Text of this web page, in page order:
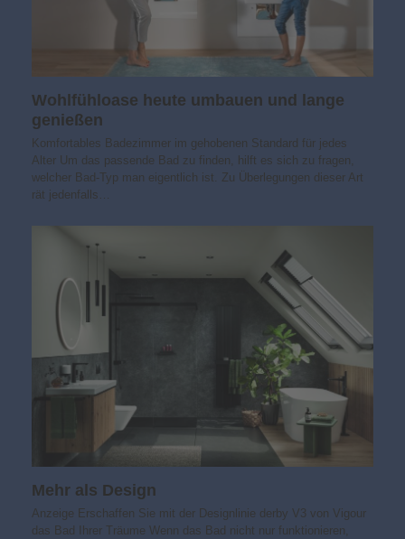
Wohlfühloase heute umbauen und lange
genießen
Komfortables Badezimmer im gehobenen Standard für jedes
Alter Um das passende Bad zu finden, hilft es sich zu fragen,
welcher Bad-Typ man eigentlich ist. Zu Überlegungen dieser Art
rät jedenfalls…
Mehr als Design
Anzeige Erschaffen Sie mit der Designlinie derby V3 von Vigour
das Bad Ihrer Träume Wenn das Bad nicht nur funktionieren,